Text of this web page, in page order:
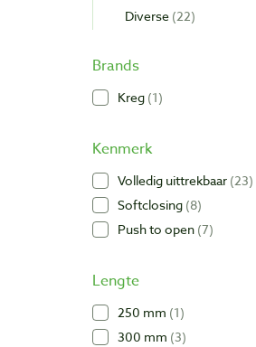
Diverse 22
Brands
Kreg 1
Kenmerk
Volledig uittrekbaar 23
Softclosing 8
Push to open 7
Lengte
250 mm 1
300 mm 3